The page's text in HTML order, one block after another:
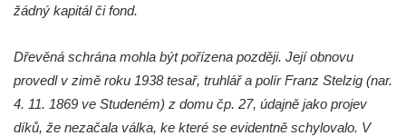
Kříž u silnice z Chouče do Mirošovic
Kříž na rozcestí v Záluží
Boží muka u domu čp. 392 na rohu ulic Na
žádný kapitál či fond.
Dřevěná schrána mohla být pořízena později. Její obnovu
provedl v zimě roku 1938 tesař, truhlář a polír Franz Stelzig (nar.
4. 11. 1869 ve Studeném) z domu čp. 27, údajně jako projev
díků, že nezačala válka, ke které se evidentně schylovalo. V